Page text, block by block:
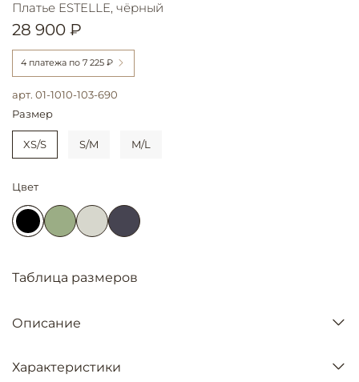
арт. 01-1010-103-690
Платье ESTELLE, чёрный
28 900 ₽
4 платежа по 7 225 ₽
Размер
XS/S S/M M/L
Цвет
Таблица размеров
Описание
Характеристики